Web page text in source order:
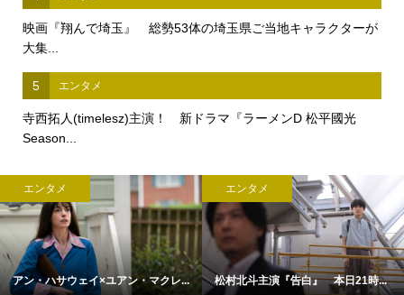
映画『翔んで埼玉』 総勢53体の埼玉県ご当地キャラクターが
大集...
5 エンタメ
寺西拓人(timelesz)主演！ 新ドラマ『ラーメンD 松平國光
Season...
エンタメ
アン・ハサウェイ×ユアン・マクレ...
エンタメ
松村北斗主演『告白』 本日21時...